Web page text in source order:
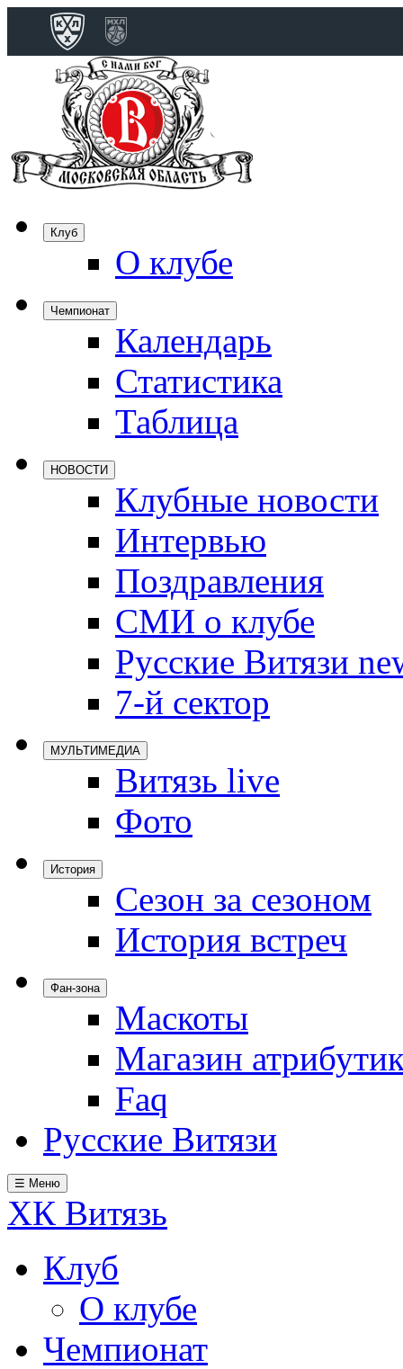
Клуб
О клубе
Чемпионат
Календарь
Статистика
Таблица
НОВОСТИ
Клубные новости
Интервью
Поздравления
СМИ о клубе
Русские Витязи
7-й сектор
МУЛЬТИМЕДИА
Витязь live
Фото
История
Сезон за сезоном
История встреч
Фан-зона
Маскоты
Магазин
Faq
Русские Витязи
☰ Меню
ХК Витязь
Клуб
О клубе
Чемпионат